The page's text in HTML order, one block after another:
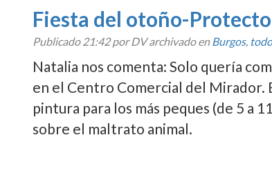
Fiesta del otoño-
Publicado21:42por DV archivado enBurgos,
Natalia nos comenta: Solo querí­a
en el Centro Comercial del Mirador.
pintura para los más peques (de 5 a
sobre el maltrato animal.